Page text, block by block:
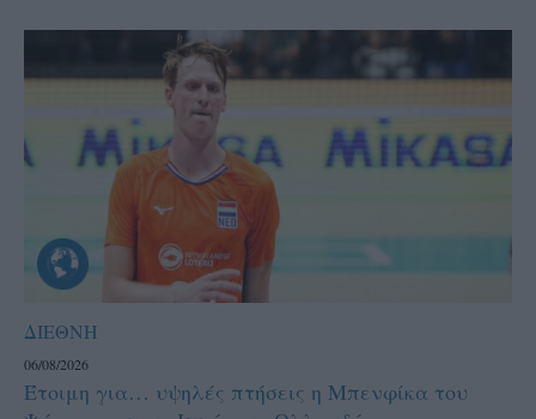
ΔΙΕΘΝΗ
06/08/2026
Έτοιμη για… υψηλές πτήσεις η Μπενφίκα του